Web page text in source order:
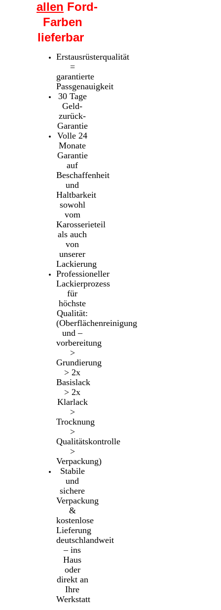
allen Ford-
Farben
lieferbar
Erstausrüsterqualität
=
garantierte
Passgenauigkeit
30 Tage
Geld-
zurück-
Garantie
Volle 24
Monate
Garantie
auf
Beschaffenheit
und
Haltbarkeit
sowohl
vom
Karosserieteil
als auch
von
unserer
Lackierung
Professioneller
Lackierprozess
für
höchste
Qualität:
(Oberflächenreinigung
und –
vorbereitung
>
Grundierung
> 2x
Basislack
> 2x
Klarlack
>
Trocknung
>
Qualitätskontrolle
>
Verpackung)
Stabile
und
sichere
Verpackung
&
kostenlose
Lieferung
deutschlandweit
– ins
Haus
oder
direkt an
Ihre
Werkstatt